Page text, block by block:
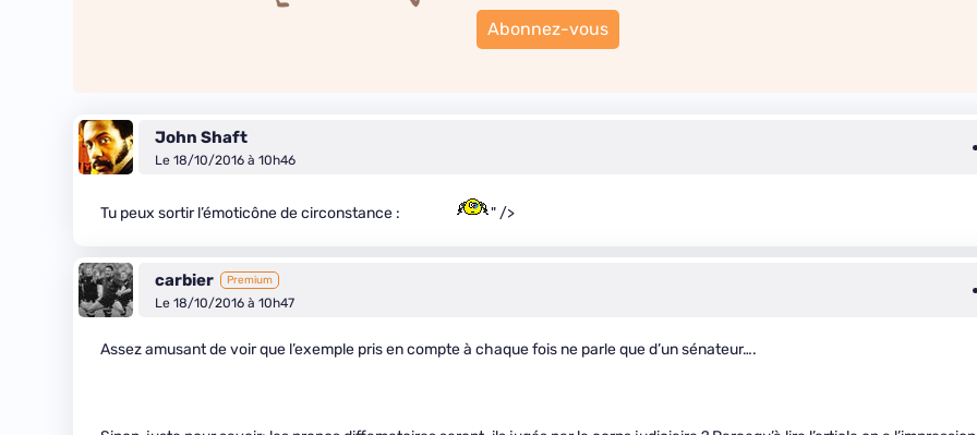
Abonnez-vous
John Shaft
Le 18/10/2016 à 10h46
Tu peux sortir l’émoticône de circonstance : " />
carbier Premium
Le 18/10/2016 à 10h47
Assez amusant de voir que l’exemple pris en compte à chaque fois ne parle que d’un sénateur….